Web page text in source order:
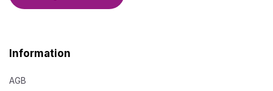
Information
AGB